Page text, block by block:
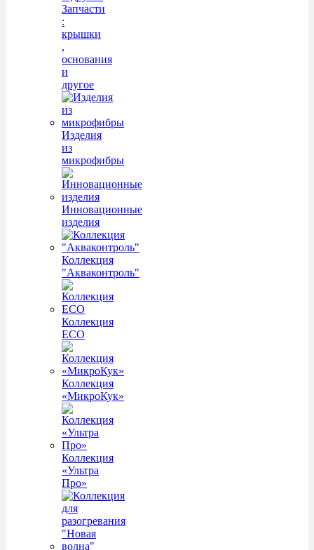
Запчасти
:
крышки
,
основания
и
другое
Изделия
из
микрофибры
Инновационные
изделия
Коллекция
"Акваконтроль"
Коллекция
ECO
Коллекция
«МикроКук»
Коллекция
«Ультра
Про»